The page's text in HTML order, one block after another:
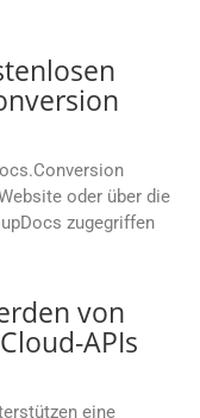
oder über die
zugegriffen
von
APIs
eine